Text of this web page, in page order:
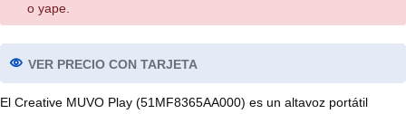
o yape.
VER PRECIO CON TARJETA
El Creative MUVO Play (51MF8365AA000) es un altavoz portátil